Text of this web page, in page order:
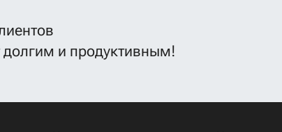
долгим и продуктивным!